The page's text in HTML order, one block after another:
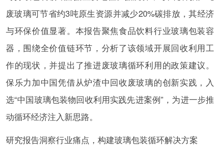
废玻璃可节省约3吨原生资源并减少20%碳排放，其经济
与环保价值显著。本报告聚焦食品饮料行业玻璃包装容
器，围绕全价值链环节，分析了该领域开展回收利用工
作的现状，并提出了推进废玻璃循环利用的政策建议。
保乐力加中国凭借从炉渣中回收废玻璃的创新实践，入
选“中国玻璃包装物回收利用实践先进案例”，为进一步推
动循环经济注入新思路。
研究报告洞察行业痛点，构建玻璃包装循环解决方案